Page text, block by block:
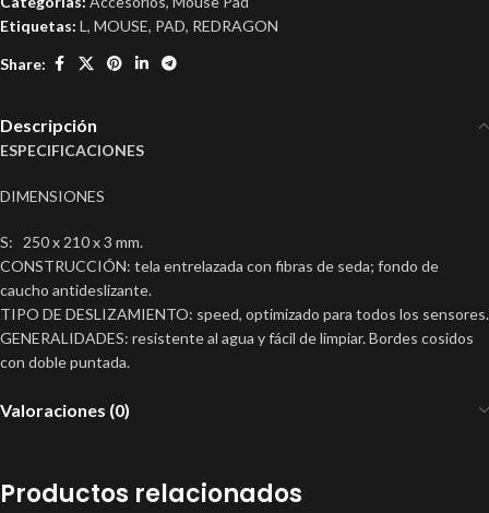
Etiquetas: L, MOUSE, PAD, REDRAGON
Share:
Descripción
ESPECIFICACIONES
DIMENSIONES
S: 250 x 210 x 3 mm.
CONSTRUCCIÓN: tela entrelazada con fibras de seda; fondo de
caucho antideslizante.
TIPO DE DESLIZAMIENTO: speed, optimizado para todos los sensores.
GENERALIDADES: resistente al agua y fácil de limpiar. Bordes cosidos
con doble puntada.
Valoraciones (0)
Productos relacionados